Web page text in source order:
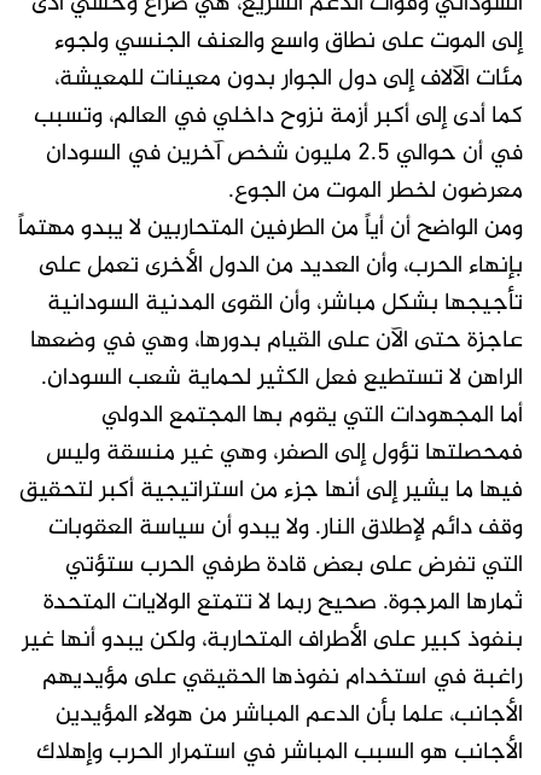
إلى الموت على نطاق واسع والعنف الجنسي ولجوء
مئات الآلاف إلى دول الجوار بدون معينات للمعيشة،
كما أدى إلى أكبر أزمة نزوح داخلي في العالم، وتسبب
في أن حوالي 2.5 مليون شخص آخرين في السودان
معرضون لخطر الموت من الجوع.
ومن الواضح أن أياً من الطرفين المتحاربين لا يبدو مهتماً
بإنهاء الحرب، وأن العديد من الدول الأخرى تعمل على
تأجيجها بشكل مباشر، وأن القوى المدنية السودانية
عاجزة حتى الآن على القيام بدورها، وهي في وضعها
الراهن لا تستطيع فعل الكثير لحماية شعب السودان.
أما المجهودات التي يقوم بها المجتمع الدولي
فمحصلتها تؤول إلى الصفر، وهي غير منسقة وليس
فيها ما يشير إلى أنها جزء من استراتيجية أكبر لتحقيق
وقف دائم لإطلاق النار. ولا يبدو أن سياسة العقوبات
التي تفرض على بعض قادة طرفي الحرب ستؤتي
ثمارها المرجوة. صحيح ربما لا تتمتع الولايات المتحدة
بنفوذ كبير على الأطراف المتحاربة، ولكن يبدو أنها غير
راغبة في استخدام نفوذها الحقيقي على مؤيديهم
الأجانب، علما بأن الدعم المباشر من هولاء المؤيدين
الأجانب هو السبب المباشر في استمرار الحرب وإهلاك